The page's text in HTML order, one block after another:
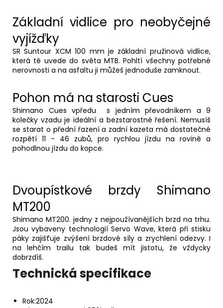
Základní vidlice pro neobyčejné
vyjížďky
SR Suntour XCM 100 mm je základní pružinová vidlice,
která tě uvede do světa MTB. Pohltí všechny potřebné
nerovnosti a na asfaltu ji můžeš jednoduše zamknout.
Pohon má na starosti Cues
Shimano Cues vpředu s jedním převodníkem a 9
kolečky vzadu je ideální a bezstarostné řešení. Nemusíš
se starat o přední řazení a zadní kazeta má dostatečné
rozpětí 11 - 46 zubů, pro rychlou jízdu na rovině a
pohodlnou jízdu do kopce.
Dvoupístkové brzdy Shimano
MT200
Shimano MT200. jedny z nejpoužívanějších brzd na trhu.
Jsou vybaveny technologií Servo Wave, která při stisku
páky zajišťuje zvýšení brzdové síly a zrychlení odezvy. I
na lehčím trailu tak budeš mít jistotu, že vždycky
dobrzdíš.
Technická specifikace
Rok:2024